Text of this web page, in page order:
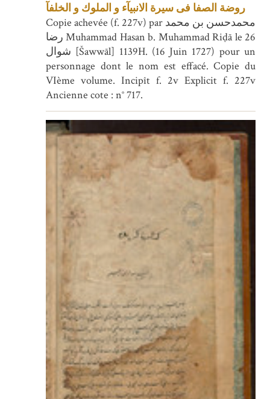
روضة الصفا فى سيرة الانبيآء و الملوك و الخلفآ
Copie achevée (f. 227v) par محمدحسن بن محمد
رضا Muhammad Hasan b. Muhammad Riḍā le 26
شوال [Šawwāl] 1139H. (16 Juin 1727) pour un
personnage dont le nom est effacé. Copie du
VIème volume. Incipît f. 2v Explicit f. 227v
Ancienne cote : n° 717.